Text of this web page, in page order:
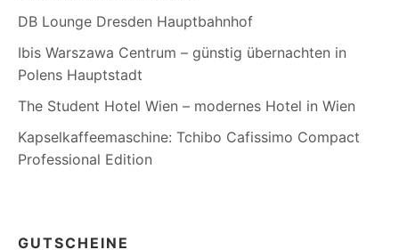
DB Lounge Dresden Hauptbahnhof
Ibis Warszawa Centrum – günstig übernachten in
Polens Hauptstadt
The Student Hotel Wien – modernes Hotel in Wien
Kapselkaffeemaschine: Tchibo Cafissimo Compact
Professional Edition
GUTSCHEINE